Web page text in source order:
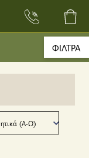
ΦΙΛΤΡΑ